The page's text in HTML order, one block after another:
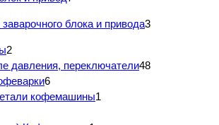
блока и привода3
2
давления, переключатели48
6
кофемашины1